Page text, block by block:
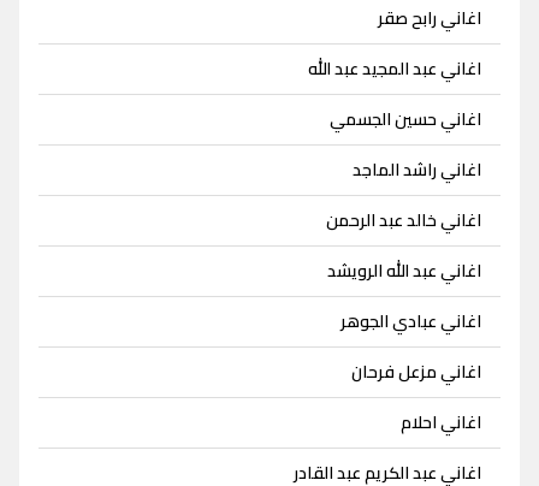
اغاني رابح صقر
اغاني عبد المجيد عبد الله
اغاني حسين الجسمي
اغاني راشد الماجد
اغاني خالد عبد الرحمن
اغاني عبد الله الرويشد
اغاني عبادي الجوهر
اغاني مزعل فرحان
اغاني احلام
اغاني عبد الكريم عبد القادر